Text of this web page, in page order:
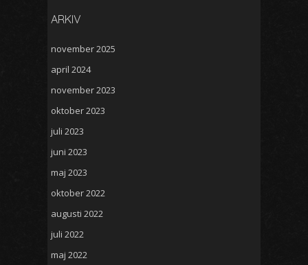
ARKIV
november 2025
april 2024
november 2023
oktober 2023
juli 2023
juni 2023
maj 2023
oktober 2022
augusti 2022
juli 2022
maj 2022